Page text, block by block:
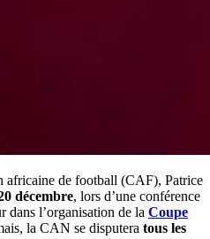
africaine de football (CAF), Patrice
décembre, lors d’une conférence
dans l’organisation de la Coupe
la CAN se disputera tous les